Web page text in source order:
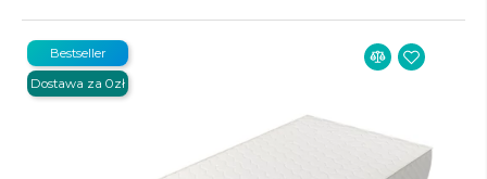
Bestseller
Dostawa za 0zł